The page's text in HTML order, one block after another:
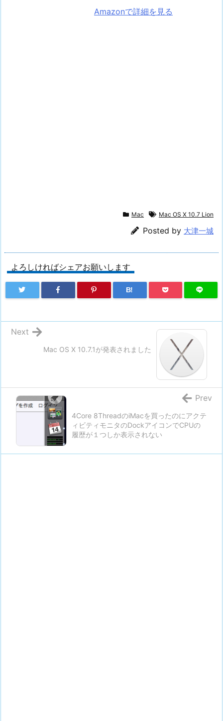
Amazonで詳細を見る
Mac Mac OS X 10.7 Lion
Posted by 大津一城
よろしければシェアお願いします
B!
Mac OS X 10.7.1が発表されました
Next
4Core 8ThreadのiMacを買ったのにアクテ
ィビティモニタのDockアイコンでCPUの
履歴が１つしか表示されない
Prev